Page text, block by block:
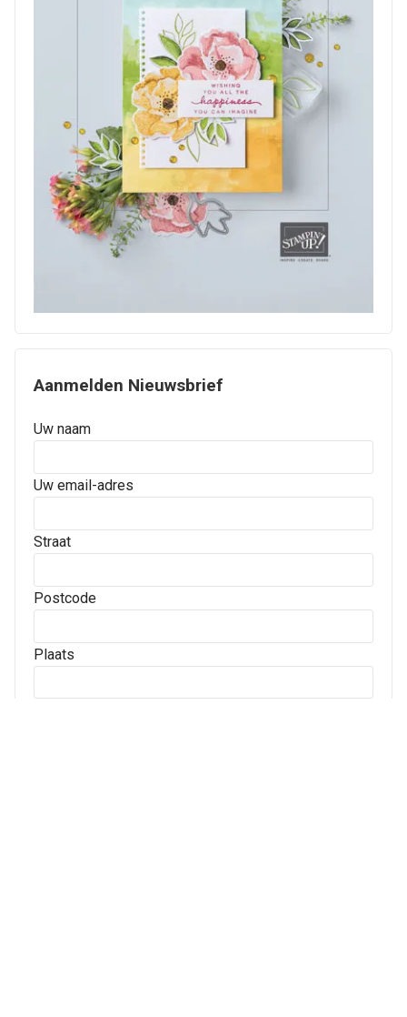
Aanmelden Nieuwsbrief
Uw naam
Uw email-adres
Straat
Postcode
Plaats